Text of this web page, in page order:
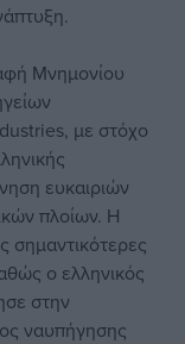
Μνημονίου
με στόχο
ευκαιριών
πλοίων. Η
σημαντικότερες
ο ελληνικός
στην
ναυπήγησης